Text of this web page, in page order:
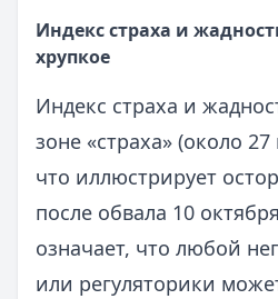
Индекс страха и
хрупкое
Индекс страха и
зоне «страха» (около
что иллюстрирует
после обвала 10
означает, что любой
или регуляторики